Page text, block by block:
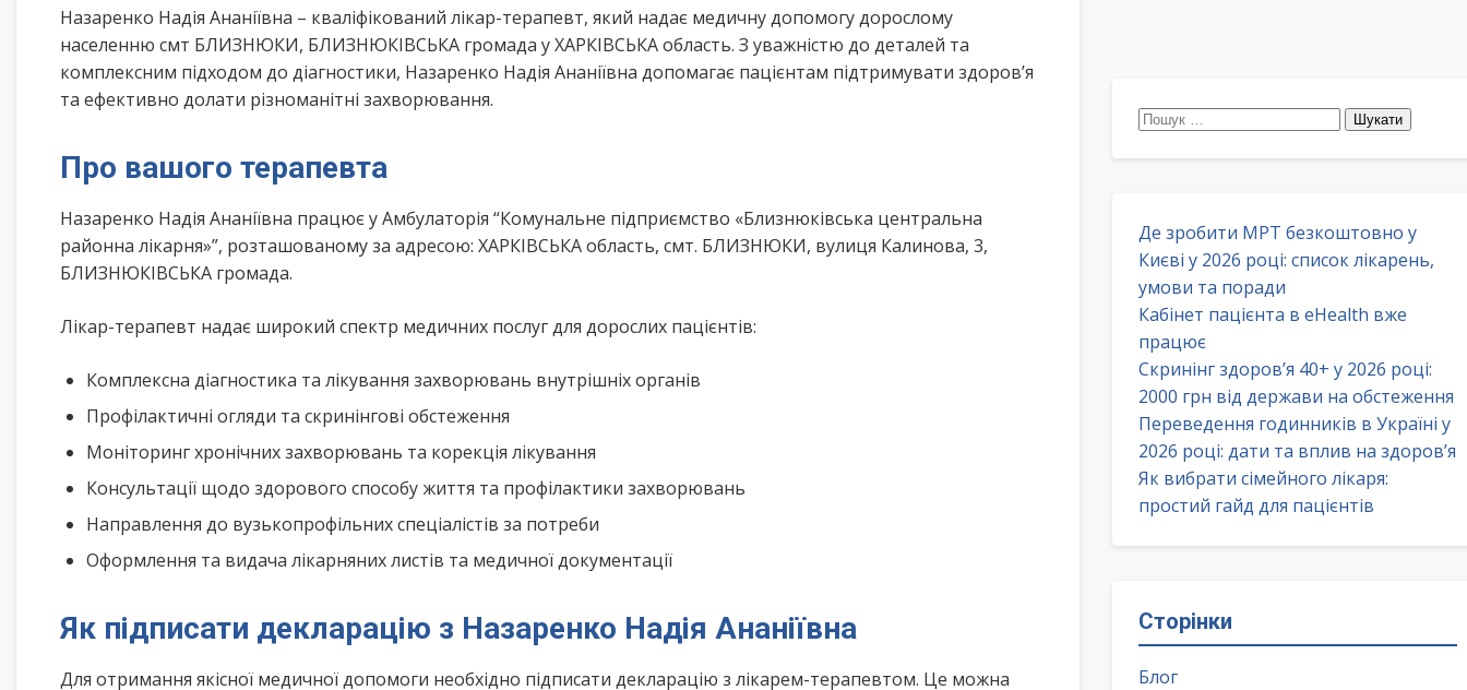
Назаренко Надія Ананіївна – кваліфікований лікар-терапевт, який надає медичну допомогу дорослому
населенню смт БЛИЗНЮКИ, БЛИЗНЮКІВСЬКА громада у ХАРКІВСЬКА область. З уважністю до деталей та
комплексним підходом до діагностики, Назаренко Надія Ананіївна допомагає пацієнтам підтримувати здоров’я
та ефективно долати різноманітні захворювання.
Про вашого терапевта
Назаренко Надія Ананіївна працює у Амбулаторія “Комунальне підприємство «Близнюківська центральна
районна лікарня»”, розташованому за адресою: ХАРКІВСЬКА область, смт. БЛИЗНЮКИ, вулиця Калинова, 3,
БЛИЗНЮКІВСЬКА громада.
Лікар-терапевт надає широкий спектр медичних послуг для дорослих пацієнтів:
Комплексна діагностика та лікування захворювань внутрішніх органів
Профілактичні огляди та скринінгові обстеження
Моніторинг хронічних захворювань та корекція лікування
Консультації щодо здорового способу життя та профілактики захворювань
Направлення до вузькопрофільних спеціалістів за потреби
Оформлення та видача лікарняних листів та медичної документації
Як підписати декларацію з Назаренко Надія Ананіївна
Для отримання якісної медичної допомоги необхідно підписати декларацію з лікарем-терапевтом. Це можна
Пошук:
Де зробити МРТ безкоштовно у
Києві у 2026 році: список лікарень,
умови та поради
Кабінет пацієнта в eHealth вже
працює
Скринінг здоров’я 40+ у 2026 році:
2000 грн від держави на обстеження
Переведення годинників в Україні у
2026 році: дати та вплив на здоров’я
Як вибрати сімейного лікаря:
простий гайд для пацієнтів
Сторінки
Блог